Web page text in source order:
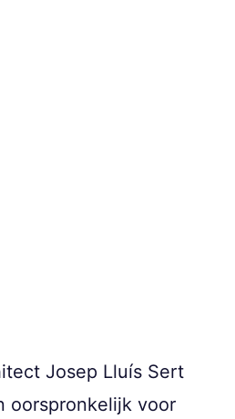
Josep Lluís Sert
oorspronkelijk voor